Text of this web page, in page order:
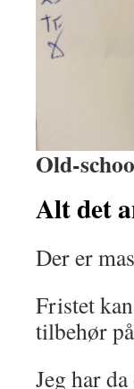
Old-
Alt det
Der er
Fristet
tilbehør
Jeg har